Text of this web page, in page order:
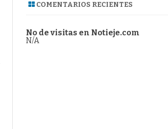
COMENTARIOS RECIENTES
No de visitas en Notieje.com
N/A